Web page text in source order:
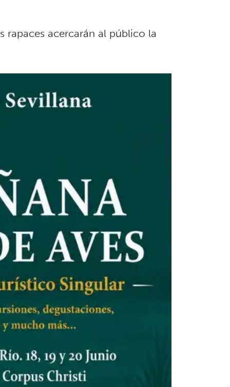
rapaces acercarán al público la